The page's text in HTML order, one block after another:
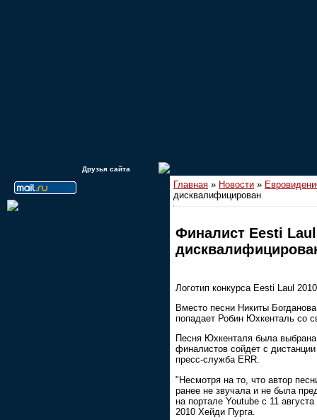
Друзья сайта
Главная » Новости »
дисквалифицирован
Финалист Eesti
Логотип конкурса Eesti Laul 2010
Вместо песни Никиты
попадает Робин Юхкенталь со
Песня Юхкенталя была
финалистов сойдет с
пресс-служба ERR.
"Несмотря на то, что автор
ранее не звучала и не была
на портале Youtube с 11
2010 Хейди Пурга.